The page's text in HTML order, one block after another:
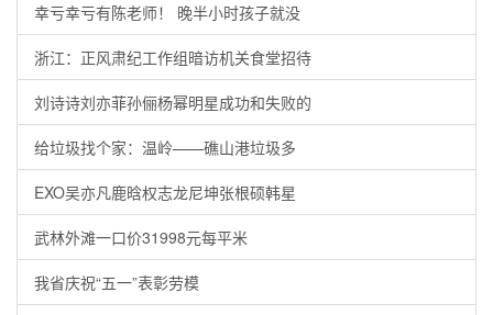
幸亏幸亏有陈老师！ 晚半小时孩子就没
浙江：正风肃纪工作组暗访机关食堂招待
刘诗诗刘亦菲孙俪杨幂明星成功和失败的
给垃圾找个家：温岭——礁山港垃圾多
EXO吴亦凡鹿晗权志龙尼坤张根硕韩星
武林外滩一口价31998元每平米
我省庆祝“五一”表彰劳模